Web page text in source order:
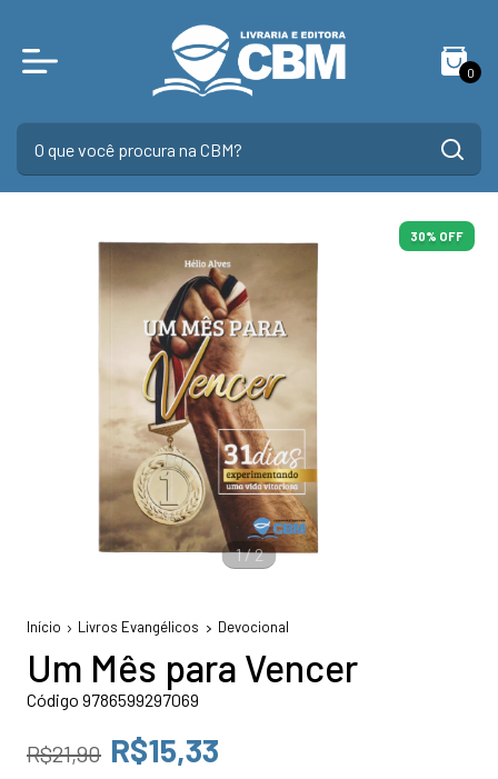
0
30% OFF
1/2
Início Livros Evangélicos Devocional
Um Mês para Vencer
Código 9786599297069
R$21,90 R$15,33